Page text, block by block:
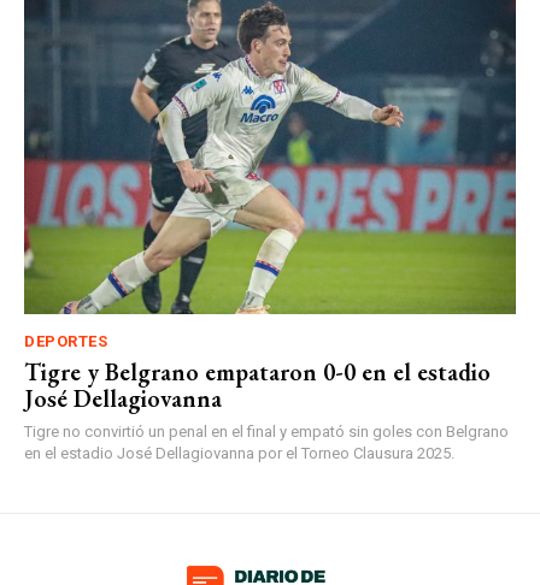
DEPORTES
Tigre y Belgrano empataron 0-0 en el estadio
José Dellagiovanna
Tigre no convirtió un penal en el final y empató sin goles con Belgrano
en el estadio José Dellagiovanna por el Torneo Clausura 2025.